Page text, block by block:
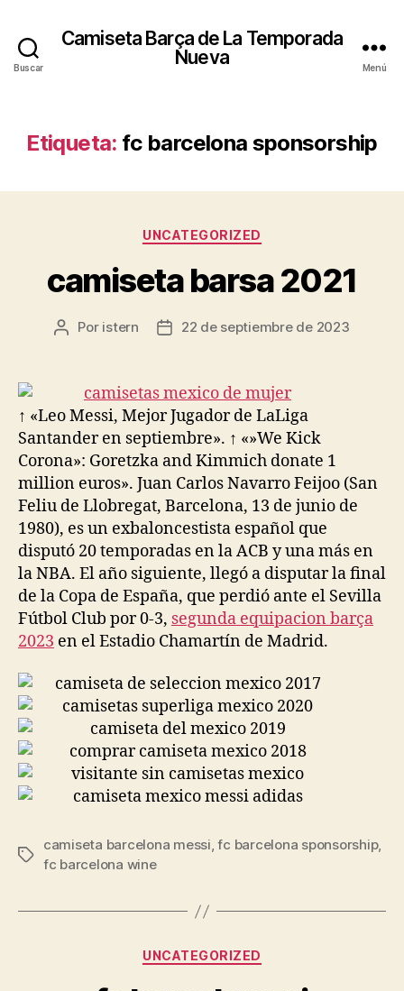
Buscar
Camiseta Barça de La Temporada
Nueva
Menú
Etiqueta: fc barcelona sponsorship
Categorías
UNCATEGORIZED
camiseta barsa 2021
Autor
entrada
Por istern
Fecha
entrada
22 de septiembre de 2023
↑ «Leo Messi, Mejor Jugador de LaLiga
Santander en septiembre». ↑ «»We Kick
Corona»: Goretzka and Kimmich donate 1
million euros». Juan Carlos Navarro Feijoo (San
Feliu de Llobregat, Barcelona, 13 de junio de
1980), es un exbaloncestista español que
disputó 20 temporadas en la ACB y una más en
la NBA. El año siguiente, llegó a disputar la final
de la Copa de España, que perdió ante el Sevilla
Fútbol Club por 0-3, segunda equipacion barça
2023 en el Estadio Chamartín de Madrid.
Etiquetas
camiseta barcelona messi,fc barcelona sponsorship,
fc barcelona wine
Categorías
UNCATEGORIZED